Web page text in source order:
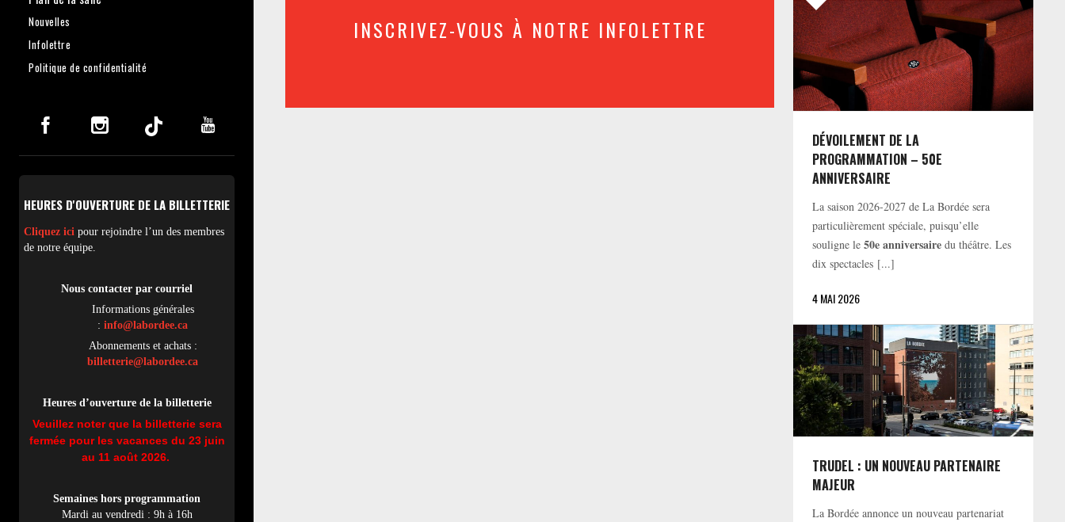
Nouvelles
Infolettre
Politique de confidentialité
HEURES D'OUVERTURE DE LA BILLETTERIE
Cliquez ici pour rejoindre l’un des membres
de notre équipe.
Nous contacter par courriel
Informations générales
: info@labordee.ca
Abonnements et achats :
billetterie@labordee.ca
Heures d’ouverture de la billetterie
Veuillez noter que la billetterie sera
fermée pour les vacances du 23 juin
au 11 août 2026.
Semaines hors programmation
Mardi au vendredi : 9h à 16h
INSCRIVEZ-VOUS À NOTRE INFOLETTRE
DÉVOILEMENT DE LA
PROGRAMMATION – 50E
ANNIVERSAIRE
La saison 2026-2027 de La Bordée sera
particulièrement spéciale, puisqu’elle
souligne le50e anniversaire du théâtre. Les
dix spectacles [...]
4 MAI 2026
TRUDEL : UN NOUVEAU PARTENAIRE
MAJEUR
La Bordée annonce un nouveau partenariat